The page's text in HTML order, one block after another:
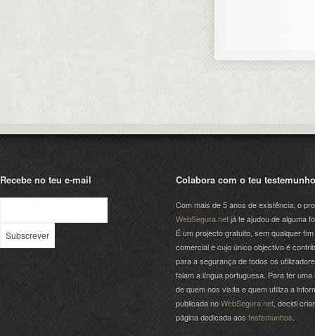
Recebe no teu e-mail Colabora com o teu testemunho
Com mais de 5 anos de existência, o
WebSegura.netjá te ajudou de alguma
É um projecto gratuito, sem qualquer fim
comercial e cujo único objectivo é
para a segurança de todos os
falam a língua portuguesa. Para ter uma
de quem nos visita e quem utiliza a
publicada noWebSegura.net , decidi
página dedicada aos testemunhos